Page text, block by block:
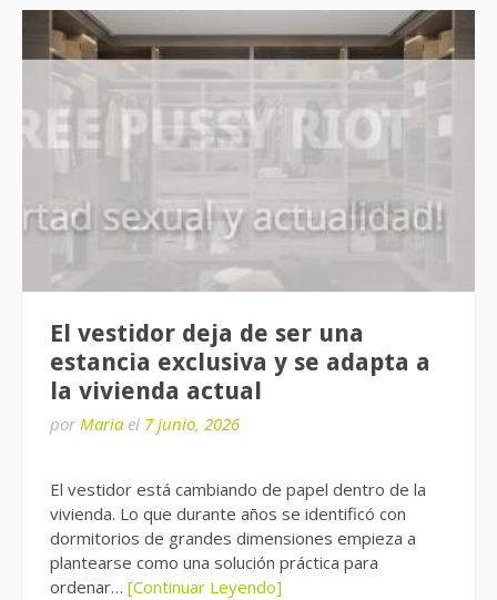
El vestidor deja de ser una
estancia exclusiva y se adapta a
la vivienda actual
por Maria el 7 junio, 2026
El vestidor está cambiando de papel dentro de la
vivienda. Lo que durante años se identificó con
dormitorios de grandes dimensiones empieza a
plantearse como una solución práctica para
ordenar… [Continuar Leyendo]